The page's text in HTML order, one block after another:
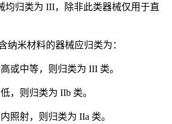
均归类为 III，除非此类器械仅用于直
纳米材料的器械应归类为：
或中等，则归类为 III 类。
，则归类为 IIb 类。
照射，则归类为 IIa 类。